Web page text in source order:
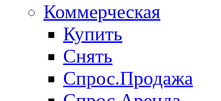
Коммерческая
Купить
Снять
Спрос.Продажа